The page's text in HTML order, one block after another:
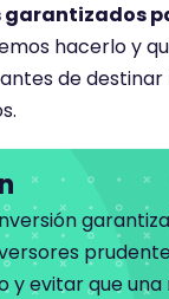
garantizados
hacerlo y
de
y evitar que